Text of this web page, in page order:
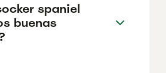
spaniel
buenas